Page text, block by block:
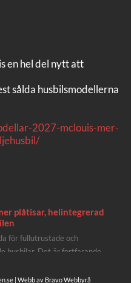
en hel del nytt att
sålda husbilsmodellerna
2027-mclouis-mer-
plåtisar, helintegrerad
för fullutrustade och
husbilar. Det är fortfarande
3 nya utrustningsnivåer.
| Webb av Bravo Webbyrå